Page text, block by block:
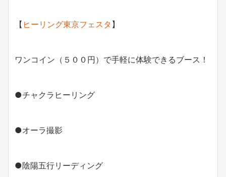
【 ヒーリング東京フェスタ 】
ワンコイン（５００円）で手軽に体験できるブース！
●チャクラヒーリング
●オーラ撮影
●陰陽五行リーディング